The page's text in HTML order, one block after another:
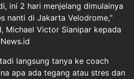
ini 2 hari menjelang dimulainya
nanti di Jakarta Velodrome,"
Michael Victor Sianipar kepada
langsung tanya ke coach
apa ada tegang atau stres dan